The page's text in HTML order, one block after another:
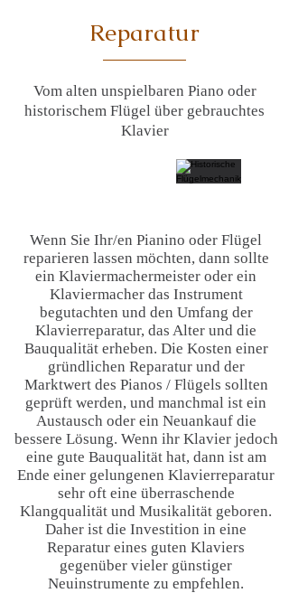
Reparatur
Vom alten unspielbaren Piano oder
historischem Flügel über gebrauchtes
Klavier
Wenn Sie Ihr/en Pianino oder Flügel
reparieren lassen möchten, dann sollte
ein Klaviermachermeister oder ein
Klaviermacher das Instrument
begutachten und den Umfang der
Klavierreparatur, das Alter und die
Bauqualität erheben. Die Kosten einer
gründlichen Reparatur und der
Marktwert des Pianos / Flügels sollten
geprüft werden, und manchmal ist ein
Austausch oder ein Neuankauf die
bessere Lösung. Wenn ihr Klavier jedoch
eine gute Bauqualität hat, dann ist am
Ende einer gelungenen Klavierreparatur
sehr oft eine überraschende
Klangqualität und Musikalität geboren.
Daher ist die Investition in eine
Reparatur eines guten Klaviers
gegenüber vieler günstiger
Neuinstrumente zu empfehlen.